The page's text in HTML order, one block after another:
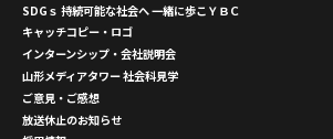
SDGｓ 持続可能な社会へ 一緒に歩こＹＢＣ
キャッチコピー・ロゴ
インターンシップ・会社説明会
山形メディアタワー 社会科見学
ご意見・ご感想
放送休止のお知らせ